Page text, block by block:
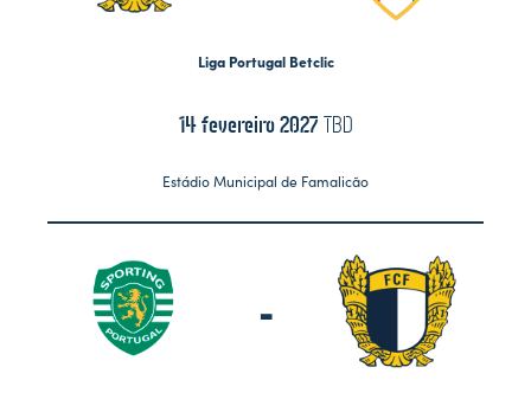
Liga Portugal Betclic
14 fevereiro 2027 TBD
Estádio Municipal de Famalicão
-